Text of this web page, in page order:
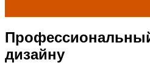
for
дизайну